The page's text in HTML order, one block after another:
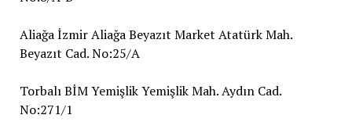
Aliağa İzmir Aliağa Beyazıt Market Atatürk Mah.
Beyazıt Cad. No:25/A
Torbalı BİM Yemişlik Yemişlik Mah. Aydın Cad.
No:271/1